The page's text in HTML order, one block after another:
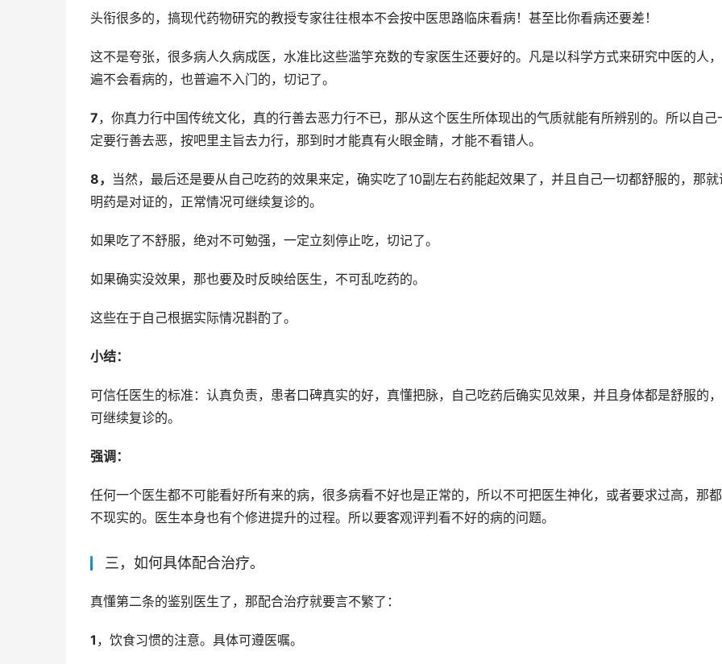
头衔很多的，搞现代药物研究的教授专家往往根本不会按中医思路临床看病！甚至比你看病还要差！
这不是夸张，很多病人久病成医，水准比这些滥竽充数的专家医生还要好的。凡是以科学方式来研究中医的人
遍不会看病的，也普遍不入门的，切记了。
7，你真力行中国传统文化，真的行善去恶力行不已，那从这个医生所体现出的气质就能有所辨别的。所以自己
定要行善去恶，按吧里主旨去力行，那到时才能真有火眼金睛，才能不看错人。
8， 当然，最后还是要从自己吃药的效果来定，确实吃了10副左右药能起效果了，并且自己一切都舒服的，那就
明药是对证的，正常情况可继续复诊的。
如果吃了不舒服，绝对不可勉强，一定立刻停止吃，切记了。
如果确实没效果，那也要及时反映给医生，不可乱吃药的。
这些在于自己根据实际情况斟酌了。
小结：
可信任医生的标准：认真负责，患者口碑真实的好，真懂把脉，自己吃药后确实见效果，并且身体都是舒服的
可继续复诊的。
强调：
任何一个医生都不可能看好所有来的病，很多病看不好也是正常的，所以不可把医生神化，或者要求过高，那
不现实的。医生本身也有个修进提升的过程。所以要客观评判看不好的病的问题。
三，如何具体配合治疗。
真懂第二条的鉴别医生了，那配合治疗就要言不繁了：
1 ，饮食习惯的注意。具体可遵医嘱。